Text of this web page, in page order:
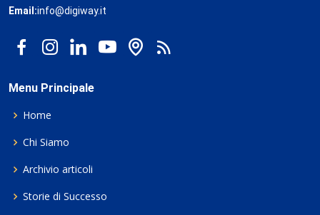
Email:info@digiway.it
Menu Principale
Home
Chi Siamo
Archivio articoli
Storie di Successo